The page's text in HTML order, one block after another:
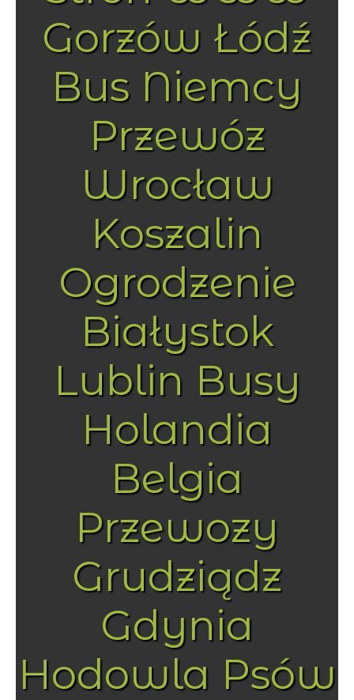
Gorzów Łódź
Bus Niemcy
Przewóz
Wrocław
Koszalin
Ogrodzenie
Białystok
Lublin Busy
Holandia
Belgia
Przewozy
Grudziądz
Gdynia
Hodowla Psów